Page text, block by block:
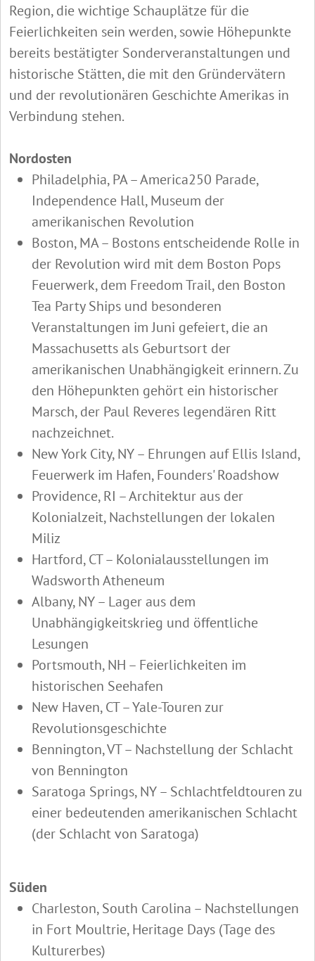
Region, die wichtige Schauplätze für die
Feierlichkeiten sein werden, sowie Höhepunkte
bereits bestätigter Sonderveranstaltungen und
historische Stätten, die mit den Gründervätern
und der revolutionären Geschichte Amerikas in
Verbindung stehen.
Nordosten
Philadelphia, PA – America250 Parade,
Independence Hall, Museum der
amerikanischen Revolution
Boston, MA – Bostons entscheidende Rolle in
der Revolution wird mit dem Boston Pops
Feuerwerk, dem Freedom Trail, den Boston
Tea Party Ships und besonderen
Veranstaltungen im Juni gefeiert, die an
Massachusetts als Geburtsort der
amerikanischen Unabhängigkeit erinnern. Zu
den Höhepunkten gehört ein historischer
Marsch, der Paul Reveres legendären Ritt
nachzeichnet.
New York City, NY – Ehrungen auf Ellis Island,
Feuerwerk im Hafen, Founders' Roadshow
Providence, RI – Architektur aus der
Kolonialzeit, Nachstellungen der lokalen
Miliz
Hartford, CT – Kolonialausstellungen im
Wadsworth Atheneum
Albany, NY – Lager aus dem
Unabhängigkeitskrieg und öffentliche
Lesungen
Portsmouth, NH – Feierlichkeiten im
historischen Seehafen
New Haven, CT – Yale-Touren zur
Revolutionsgeschichte
Bennington, VT – Nachstellung der Schlacht
von Bennington
Saratoga Springs, NY – Schlachtfeldtouren zu
einer bedeutenden amerikanischen Schlacht
(der Schlacht von Saratoga)
Süden
Charleston, South Carolina – Nachstellungen
in Fort Moultrie, Heritage Days (Tage des
Kulturerbes)